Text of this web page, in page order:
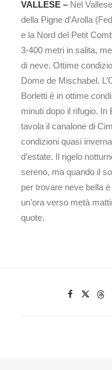
VALLESE – Nel
della Pigne d’Arolla
e la Nord del Petit
3-400 metri in salita,
di neve. Ottime
Dome de Mischabel.
Borletti è in ottime
minuti dopo il rifugio.
tavola il canalone di
condizioni quasi
d’estate. Il rigelo
sereno, ma quando il
per trovare neve bella
un’ora verso metà
quote.